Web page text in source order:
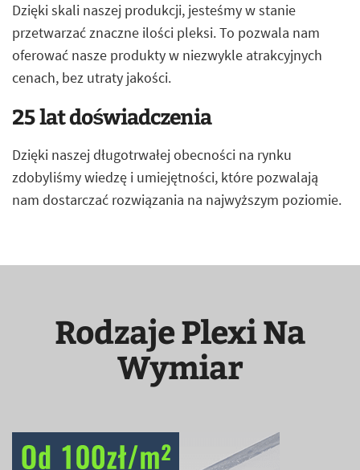
Dzięki skali naszej produkcji, jesteśmy w stanie
przetwarzać znaczne ilości pleksi. To pozwala nam
oferować nasze produkty w niezwykle atrakcyjnych
cenach, bez utraty jakości.
25 lat doświadczenia
Dzięki naszej długotrwałej obecności na rynku
zdobyliśmy wiedzę i umiejętności, które pozwalają
nam dostarczać rozwiązania na najwyższym poziomie.
Rodzaje Plexi Na
Wymiar